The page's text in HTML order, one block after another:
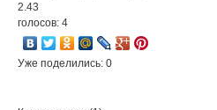
2.43
голосов: 4
Уже поделились: 0